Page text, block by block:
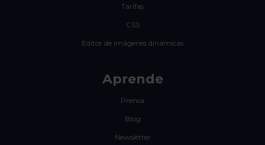
Tarifas
CSS
Editor de imágenes dinámicas
Aprende
Prensa
Blog
Newsletter